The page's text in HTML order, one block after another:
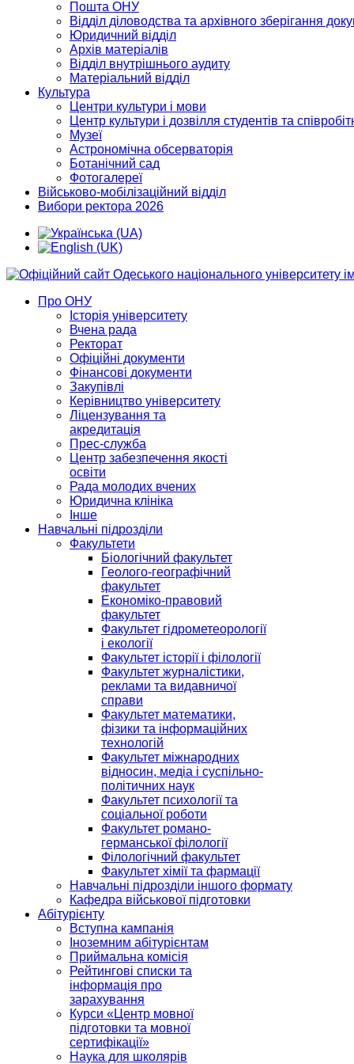
Пошта ОНУ
Відділ діловодства та архівного зберігання
Юридичний відділ
Архів матеріалів
Відділ внутрішнього аудиту
Матеріальний відділ
Культура
Центри культури і мови
Центр культури і дозвілля студентів та
Музеї
Астрономічна обсерваторія
Ботанічний сад
Фотогалереї
Військово-мобілізаційний відділ
Вибори ректора 2026
Про ОНУ
Історія університету
Вчена рада
Ректорат
Офіційні документи
Фінансові документи
Закупівлі
Керівництво університету
Ліцензування та
акредитація
Прес-служба
Центр забезпечення якості
освіти
Рада молодих вчених
Юридична клініка
Інше
Навчальні підрозділи
Факультети
Біологічний факультет
Геолого-географічний
факультет
Економіко-правовий
факультет
Факультет гідрометеорології
і екології
Факультет історії і філології
Факультет журналістики,
реклами та видавничої
справи
Факультет математики,
фізики та інформаційних
технологій
Факультет міжнародних
відносин, медіа і суспільно-
політичних наук
Факультет психології та
соціальної роботи
Факультет романо-
германської філології
Філологічний факультет
Факультет хімії та фармації
Навчальні підрозділи іншого формату
Кафедра військової підготовки
Абітурієнту
Вступна кампанія
Іноземним абітурієнтам
Приймальна комісія
Рейтингові списки та
інформація про
зарахування
Курси «Центр мовної
підготовки та мовної
сертифікації»
Наука для школярів